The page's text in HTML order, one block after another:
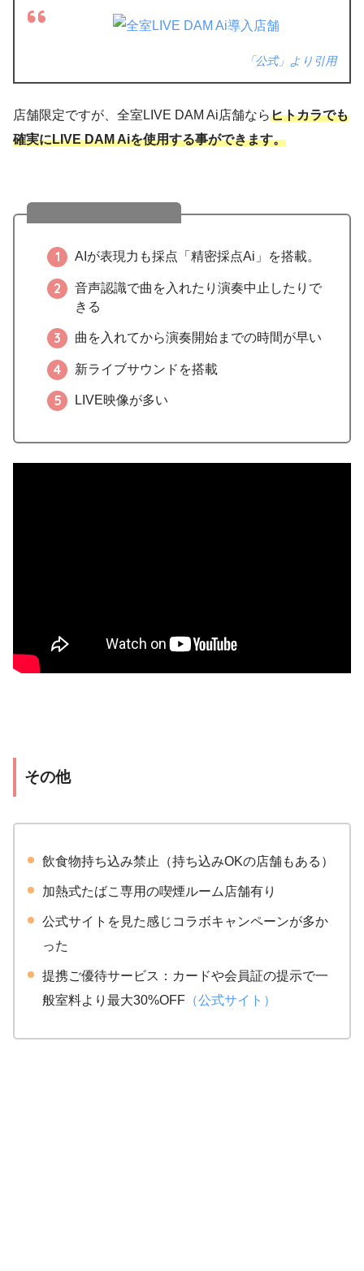
「公式」より引用
店舗限定ですが、全室LIVE DAM Ai店舗ならヒトカラでも
確実にLIVE DAM Aiを使用する事ができます。
AIが表現力も採点「精密採点Ai」を搭載。
音声認識で曲を入れたり演奏中止したりで
きる
曲を入れてから演奏開始までの時間が早い
新ライブサウンドを搭載
LIVE映像が多い
その他
飲食物持ち込み禁止（持ち込みOKの店舗もある）
加熱式たばこ専用の喫煙ルーム店舗有り
公式サイトを見た感じコラボキャンペーンが多か
った
提携ご優待サービス：カードや会員証の提示で一
般室料より最大30%OFF （公式サイト）